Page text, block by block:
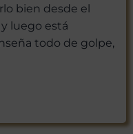
bien desde el
luego está
todo de golpe,